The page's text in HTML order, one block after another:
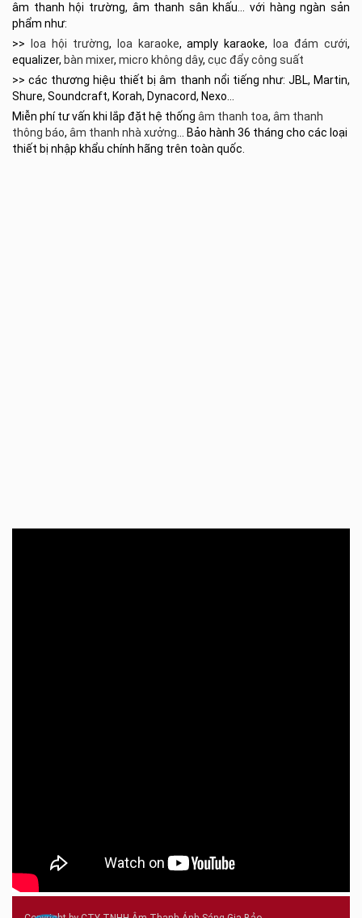
âm thanh hội trường, âm thanh sân khấu… với hàng ngàn sản
phẩm như:
>>
loa hội trường, loa karaoke, amply karaoke, loa đám cưới,
equalizer, bàn mixer, micro không dây, cục đẩy công suất
>> các thương hiệu thiết bị âm thanh nổi tiếng như: JBL, Martin,
Shure, Soundcraft, Korah, Dynacord, Nexo…
Miễn phí tư vấn khi lắp đặt hệ thống âm thanh toa, âm thanh
thông báo, âm thanh nhà xưởng… Bảo hành 36 tháng cho các loại
thiết bị nhập khẩu chính hãng trên toàn quốc.